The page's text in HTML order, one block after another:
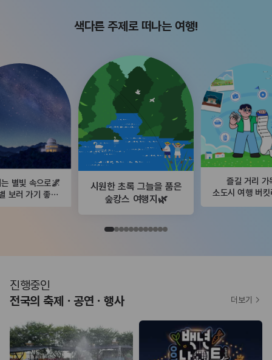
색다른 주제로 떠나는 여행!
별빛 속으로🌌
보러 가기 좋은
시원한 초록 그늘을 품은
숲캉스 여행지🌿
즐길 거리 가
소도시 여행 버킷
진행중인
전국의 축제ㆍ공연ㆍ행사
더보기